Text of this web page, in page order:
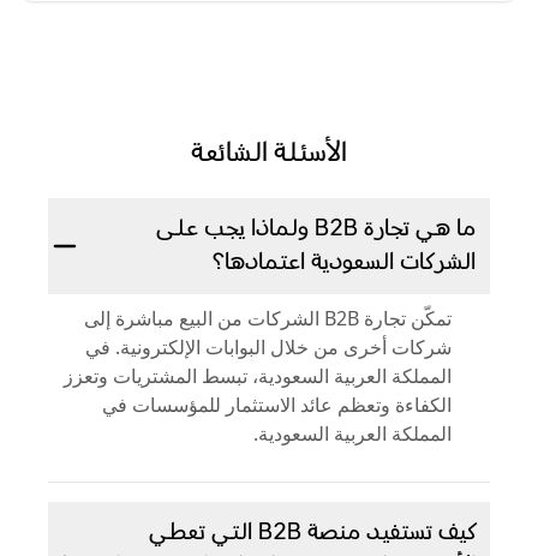
الأسئلة الشائعة
ما هي تجارة B2B ولماذا يجب على
الشركات السعودية اعتمادها؟
تمكّن تجارة B2B الشركات من البيع مباشرة إلى
شركات أخرى من خلال البوابات الإلكترونية. في
المملكة العربية السعودية، تبسط المشتريات وتعزز
الكفاءة وتعظم عائد الاستثمار للمؤسسات في
المملكة العربية السعودية.
كيف تستفيد منصة B2B التي تعطي